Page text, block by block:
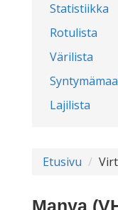
Statistiikka
Rotulista
Värilista
Lajilista
Etusivu
Manya